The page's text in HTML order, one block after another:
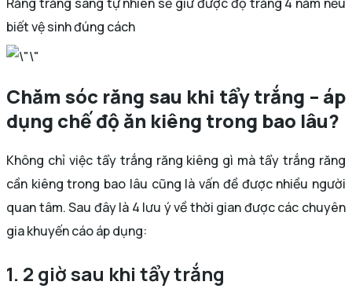
Răng trắng sáng tự nhiên sẽ giữ được độ trắng 4 năm nếu
biết vệ sinh đúng cách
Chăm sóc răng sau khi tẩy trắng – áp
dụng chế độ ăn kiêng trong bao lâu?
Không chỉ việc tẩy trắng răng kiêng gì mà tẩy trắng răng
cần kiêng trong bao lâu cũng là vấn đề được nhiều người
quan tâm. Sau đây là 4 lưu ý về thời gian được các chuyên
gia khuyến cáo áp dụng:
1. 2 giờ sau khi tẩy trắng